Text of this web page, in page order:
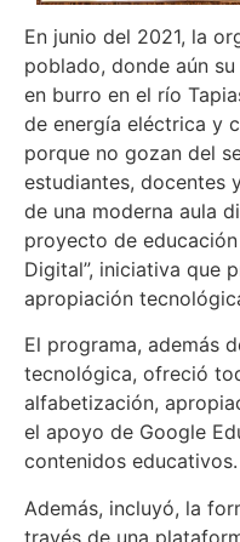
En junio del 2021, la
poblado, donde aún
en burro en el río
de energía eléctrica y
porque no gozan del
estudiantes, docentes
de una moderna aula
proyecto de
Digital”, iniciativa que
apropiación
El programa, además
tecnológica, ofreció
alfabetización,
el apoyo de Google
contenidos educativos.
Además, incluyó, la
través de una